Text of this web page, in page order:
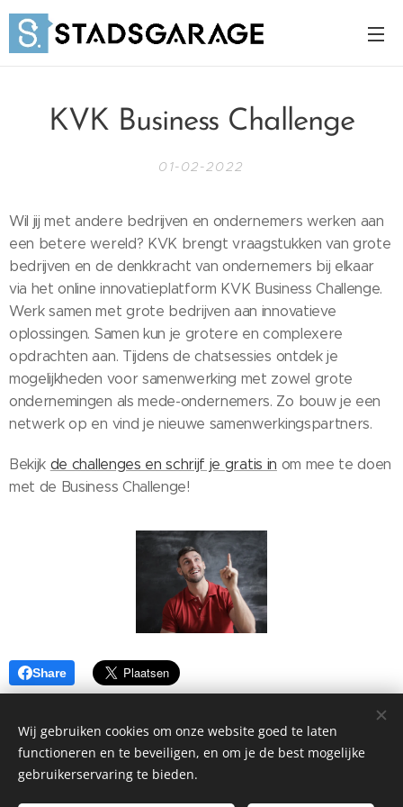
KVK Business Challenge
01-02-2022
Wil jij met andere bedrijven en ondernemers werken aan
een betere wereld? KVK brengt vraagstukken van grote
bedrijven en de denkkracht van ondernemers bij elkaar
via het online innovatieplatform KVK Business Challenge.
Werk samen met grote bedrijven aan innovatieve
oplossingen. Samen kun je grotere en complexere
opdrachten aan. Tijdens de chatsessies ontdek je
mogelijkheden voor samenwerking met zowel grote
ondernemingen als mede-ondernemers. Zo bouw je een
netwerk op en vind je nieuwe samenwerkingspartners.
Bekijk de challenges en schrijf je gratis in om mee te doen
met de Business Challenge!
Share
Wij gebruiken cookies om onze website goed te laten
functioneren en te beveiligen, en om je de best mogelijke
gebruikerservaring te bieden.